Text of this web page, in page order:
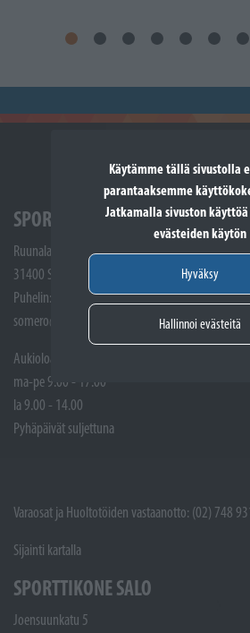
Käytämme tällä sivustolla
parantaaksemme
Jatkamalla sivuston
evästeiden käytön
Hyväksy
Hallinnoi evästeitä
SPORTTIKONE SOMERO
Ruunalantie 5
31400 Somero
Puhelin: (02) 748 9300
somero@sporttikone.fi
Aukioloajat
ma-pe 9.00 - 17.00
la 9.00 - 14.00
Pyhäpäivät suljettuna
Varaosat ja Huoltotöiden vastaanotto: (02) 748
Sijainti kartalla
SPORTTIKONE SALO
Joensuunkatu 5